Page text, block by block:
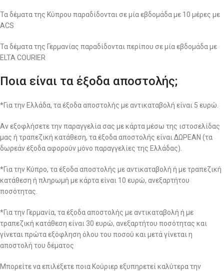
Τα δέματα της Κύπρου παραδίδονται σε μία εβδομάδα με 10 μέρες με
ACS
Τα δέματα της Γερμανίας παραδίδονται περίπου σε μία εβδομάδα με
ELTA COURIER
Ποια είναι τα έξοδα αποστολής;
*Για την Ελλάδα, τα έξοδα αποστολής με αντικαταβολή είναι 5 ευρώ.
Αν εξοφλήσετε την παραγγελία σας με κάρτα μέσω της ιστοσελίδας
μας ή τραπεζική κατάθεση, τα έξοδα αποστολής είναι ΔΩΡΕΑΝ (τα
δωρεάν έξοδα αφορούν μόνο παραγγελίες της Ελλάδας).
*Για την Κύπρο, τα έξοδα αποστολής με αντικαταβολή ή με τραπεζική
κατάθεση ή πληρωμή με κάρτα είναι 10 ευρώ, ανεξαρτήτου
ποσότητας.
*Για την Γερμανία, τα έξοδα αποστολής με αντικαταβολή ή με
τραπεζική κατάθεση είναι 30 ευρώ, ανεξαρτήτου ποσότητας και
γίνεται πρώτα εξόφληση όλου του ποσού και μετά γίνεται η
αποστολή του δέματος
Μπορείτε να επιλέξετε ποια Κούριερ εξυπηρετεί καλύτερα την